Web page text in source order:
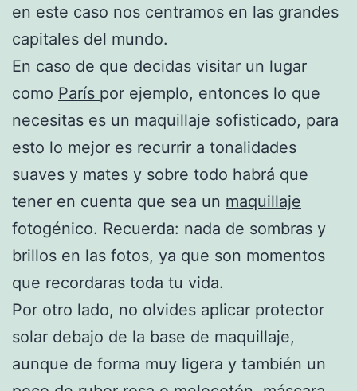
en este caso nos centramos en las grandes
capitales del mundo.
En caso de que decidas visitar un lugar
como París por ejemplo, entonces lo que
necesitas es un maquillaje sofisticado, para
esto lo mejor es recurrir a tonalidades
suaves y mates y sobre todo habrá que
tener en cuenta que sea un maquillaje
fotogénico. Recuerda: nada de sombras y
brillos en las fotos, ya que son momentos
que recordaras toda tu vida.
Por otro lado, no olvides aplicar protector
solar debajo de la base de maquillaje,
aunque de forma muy ligera y también un